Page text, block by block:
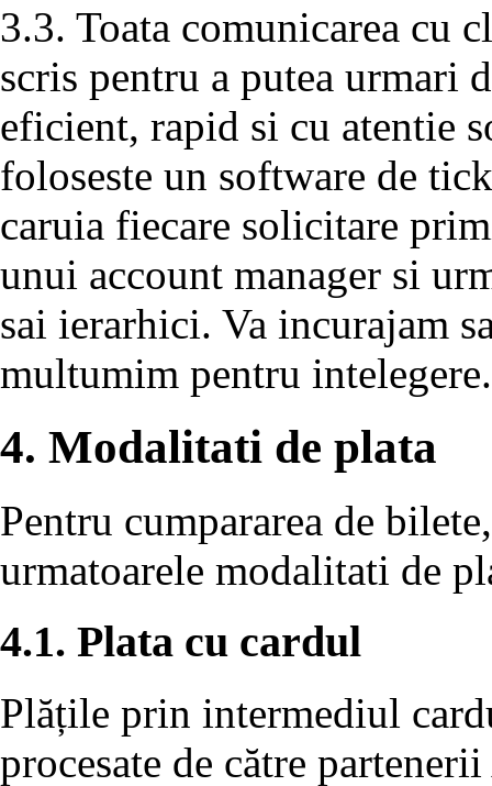
3.3. Toata comunicarea cu
scris pentru a putea urmari
eficient, rapid si cu atentie
foloseste un software de
caruia fiecare solicitare
unui account manager si
sai ierarhici. Va incurajam
multumim pentru intelegere.
4. Modalitati de plata
Pentru cumpararea de
urmatoarele modalitati de
4.1. Plata cu cardul
Plățile prin intermediul
procesate de către